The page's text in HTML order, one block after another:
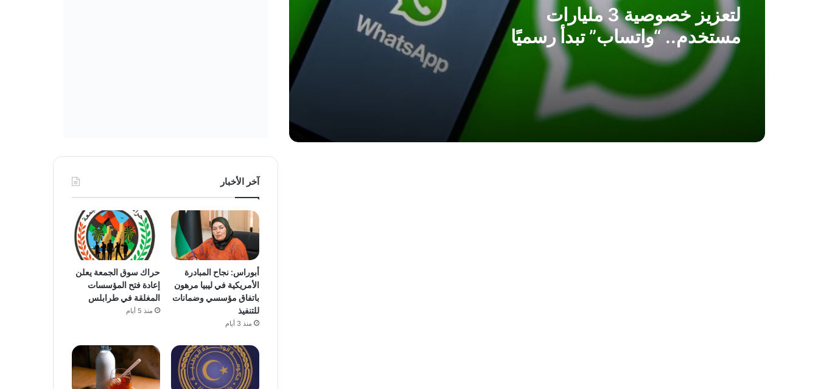
لتعزيز خصوصية 3 مليارات
مستخدم.. “واتساب” تبدأ رسميًا
طرح ميزة “اسم المستخدم” بدون
رقم هاتف
المقلاة الهوائية والميكروويف؟ أيهما الخيار
الأكثر صحة؟
“الأسمنت الحيوي”.. تقنية البكتيريا الزرقاء
آخر الأخبار
أبوراس: نجاح المبادرة
الأمريكية في ليبيا مرهون
باتفاق مؤسسي وضمانات
للتنفيذ
منذ 3 أيام
حراك سوق الجمعة يعلن
إعادة فتح المؤسسات
المغلقة في طرابلس
منذ 5 أيام